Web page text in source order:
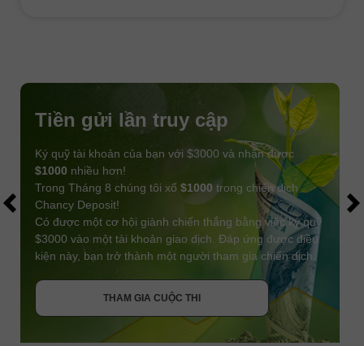
THAM GIA CUỘC THI
Tiền gửi lần truy cập
Ký quỹ tài khoản của bạn với $3000 và nhận được
$1000 nhiều hơn!
Trong Tháng 8 chúng tôi xổ $1000 trong chiến dịch
Chancy Deposit!
Có được một cơ hội giành chiến thắng bằng việc ký quỹ
$3000 vào một tài khoản giao dịch. Đáp ứng được điều
kiện này, bạn trở thành một người tham gia chiến dịch.
THAM GIA CUỘC THI
NHẬN THƯỞNG